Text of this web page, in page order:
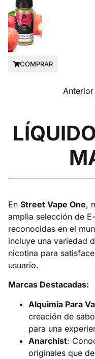
COMPRAR
Anterior
En Street Vape One,
amplia selección de
reconocidas en el
incluye una variedad
nicotina para
usuario.​
Marcas Destacadas:
Alquimia Para
creación de
para una
Anarchist:
originales que